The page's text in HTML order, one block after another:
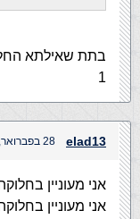
1
elad13 28 בפברואר, 2004 בשעה 1:10 pm
אני מעוניין
אני מעוניין